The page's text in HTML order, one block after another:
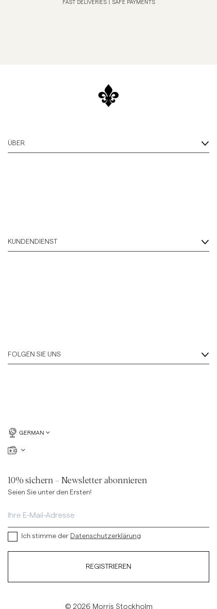
FAST DELIVERIES SAFE PAYMENTS
ÜBER
KUNDENDIENST
FOLGEN SIE UNS
GERMAN
10% sichern – Newsletter abonnieren
Seien Sie unter den Ersten!
Ich stimme der Datenschutzerklärung
REGISTRIEREN
© 2026 Morris Stockholm